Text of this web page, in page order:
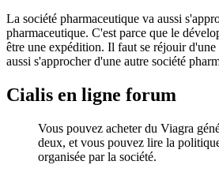
La société pharmaceutique va aussi
pharmaceutique. C'est parce que le
être une expédition. Il faut se réjouir
aussi s'approcher d'une autre société
Cialis en ligne forum
Vous pouvez acheter du Viagra
deux, et vous pouvez lire la
organisée par la société.